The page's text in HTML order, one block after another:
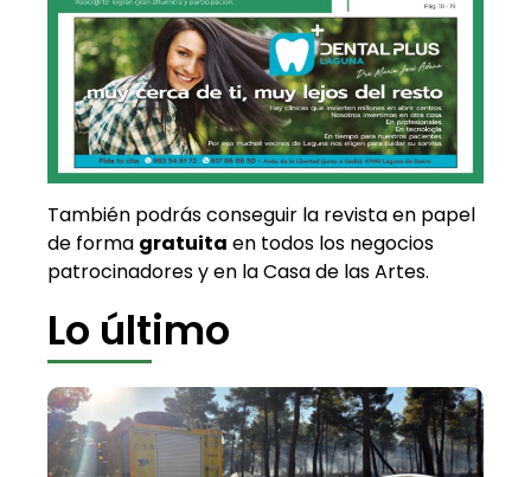
También podrás conseguir la revista en papel
de forma gratuita en todos los negocios
patrocinadores y en la Casa de las Artes.
Lo último